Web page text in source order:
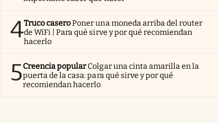
4Truco caseroPoner una moneda arriba del router
de WiFi | Para qué sirve y por qué recomiendan
hacerlo
5Creencia popularColgar una cinta amarilla en la
puerta de la casa: para qué sirve y por qué
recomiendan hacerlo